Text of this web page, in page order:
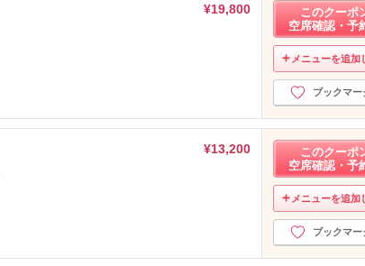
¥19,800
このクーポ
空席確認・予
メニューを追加
ブックマー
¥13,200
このクーポ
空席確認・予
メニューを追加
ブックマー